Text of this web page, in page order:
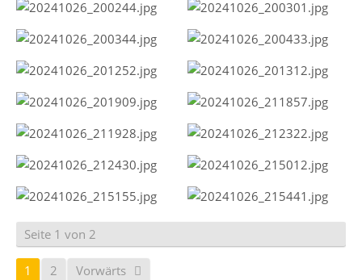
Seite 1 von 2
1 2 Vorwärts